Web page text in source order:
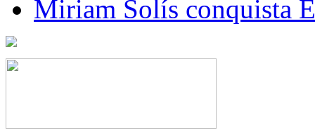
Miriam Solís conquista